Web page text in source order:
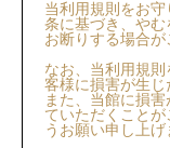
当利用規則をお
条に基づき、や
お断りする場合が
なお、当利用規
客様に損害が生じ
また、当館に損
ていただくこと
うお願い申し上げ